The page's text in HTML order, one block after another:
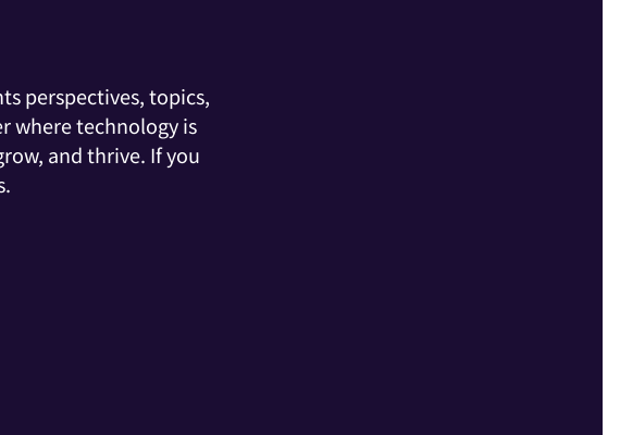
perspectives, topics,
where technology is
and thrive. If you